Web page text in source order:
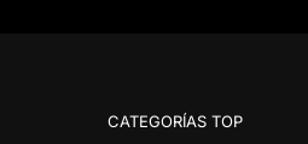
CATEGORÍAS TOP